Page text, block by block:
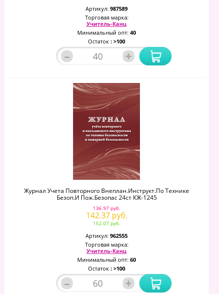
Артикул: 987589
Торговая марка:
Учитель-Канц
Минимальный опт: 40
Остаток : >100
– +
Журнал Учета Повторного Внеплан.инструкт.по Технике
Безоп.и Пож.безопас 24ст КЖ-1245
136.97 руб.
142.37 руб.
152.07 руб.
Артикул: 962555
Торговая марка:
Учитель-Канц
Минимальный опт: 60
Остаток : >100
– +